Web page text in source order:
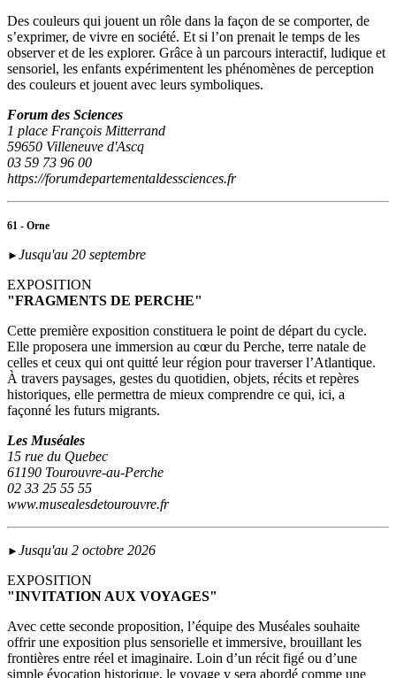
Des couleurs qui jouent un rôle dans la façon de se comporter, de
s’exprimer, de vivre en société. Et si l’on prenait le temps de les
observer et de les explorer. Grâce à un parcours interactif, ludique et
sensoriel, les enfants expérimentent les phénomènes de perception
des couleurs et jouent avec leurs symboliques.
Forum des Sciences
1 place François Mitterrand
59650 Villeneuve d'Ascq
03 59 73 96 00
https://forumdepartementaldessciences.fr
61 - Orne
► Jusqu'au 20 septembre
EXPOSITION
"FRAGMENTS DE PERCHE"
Cette première exposition constituera le point de départ du cycle.
Elle proposera une immersion au cœur du Perche, terre natale de
celles et ceux qui ont quitté leur région pour traverser l’Atlantique.
À travers paysages, gestes du quotidien, objets, récits et repères
historiques, elle permettra de mieux comprendre ce qui, ici, a
façonné les futurs migrants.
Les Muséales
15 rue du Quebec
61190 Tourouvre-au-Perche
02 33 25 55 55
www.musealesdetourouvre.fr
► Jusqu'au 2 octobre 2026
EXPOSITION
"INVITATION AUX VOYAGES"
Avec cette seconde proposition, l’équipe des Muséales souhaite
offrir une exposition plus sensorielle et immersive, brouillant les
frontières entre réel et imaginaire. Loin d’un récit figé ou d’une
simple évocation historique, le voyage y sera abordé comme une